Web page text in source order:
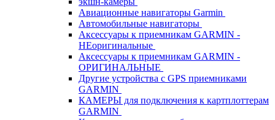
Авиационные навигаторы Garmin
Автомобильные навигаторы
Аксессуары к приемникам GARMIN -
НЕоригинальные
Аксессуары к приемникам GARMIN -
ОРИГИНАЛЬНЫЕ
Другие устройства с GPS приемниками
GARMIN
КАМЕРЫ для подключения к картплоттерам
GARMIN